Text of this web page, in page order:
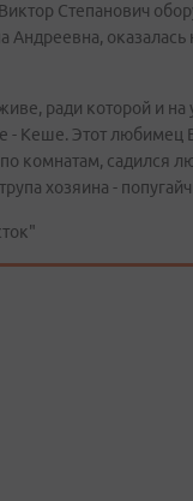
Степанович
Андреевна,
ради которой и
Кеше. Этот любимец
комнатам, садился
хозяина -